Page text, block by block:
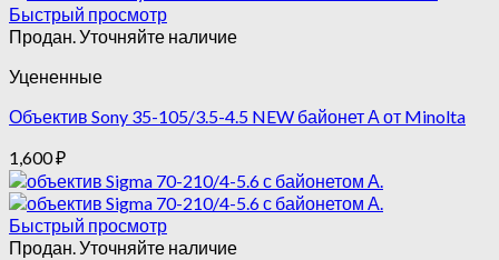
Быстрый просмотр
Продан. Уточняйте наличие
Уцененные
Объектив Sony 35-105/3.5-4.5 NEW байонет А от Minolta
1,600₽
Быстрый просмотр
Продан. Уточняйте наличие